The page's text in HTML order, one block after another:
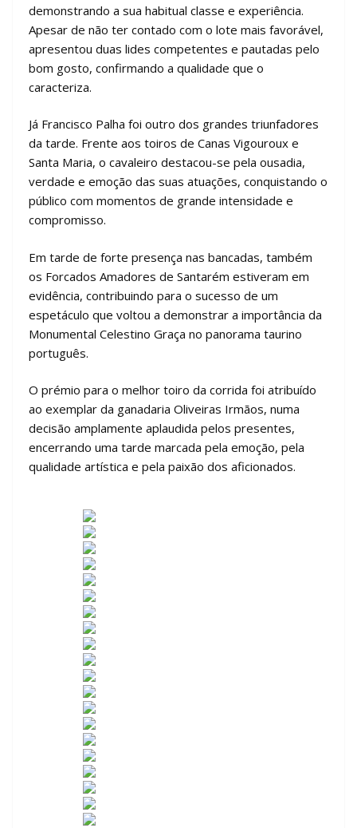
demonstrando a sua habitual classe e experiência.
Apesar de não ter contado com o lote mais favorável,
apresentou duas lides competentes e pautadas pelo
bom gosto, confirmando a qualidade que o
caracteriza.
Já Francisco Palha foi outro dos grandes triunfadores
da tarde. Frente aos toiros de Canas Vigouroux e
Santa Maria, o cavaleiro destacou-se pela ousadia,
verdade e emoção das suas atuações, conquistando o
público com momentos de grande intensidade e
compromisso.
Em tarde de forte presença nas bancadas, também
os Forcados Amadores de Santarém estiveram em
evidência, contribuindo para o sucesso de um
espetáculo que voltou a demonstrar a importância da
Monumental Celestino Graça no panorama taurino
português.
O prémio para o melhor toiro da corrida foi atribuído
ao exemplar da ganadaria Oliveiras Irmãos, numa
decisão amplamente aplaudida pelos presentes,
encerrando uma tarde marcada pela emoção, pela
qualidade artística e pela paixão dos aficionados.